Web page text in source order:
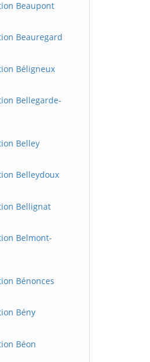
Beaupont
Beauregard
Béligneux
Bellegarde-
Belley
Belleydoux
Bellignat
Belmont-
Bénonces
Bény
Béon